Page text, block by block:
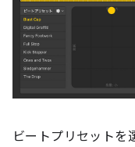
ビートプリセットを